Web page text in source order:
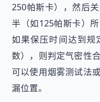
250帕斯卡），然后
半（如125帕斯卡）
如果保压时间达到规
数），则判定气密性
可以使用烟雾测试法
漏位置。